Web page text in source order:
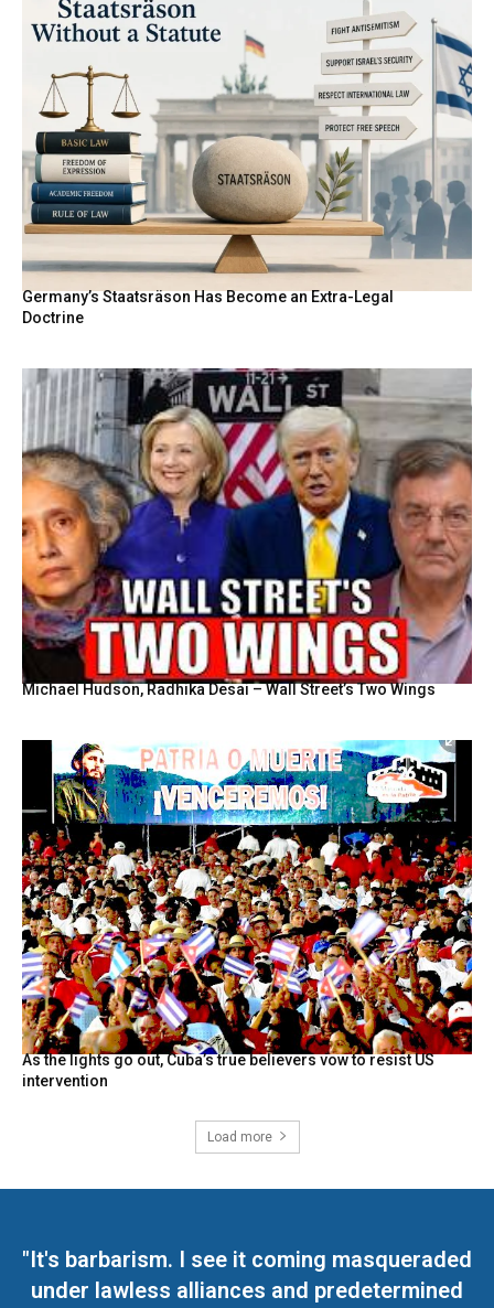
Germany’s Staatsräson Has Become an Extra-Legal
Doctrine
Michael Hudson, Radhika Desai – Wall Street’s Two Wings
As the lights go out, Cuba’s true believers vow to resist US
intervention
Load more
"It's barbarism. I see it coming masqueraded
under lawless alliances and predetermined